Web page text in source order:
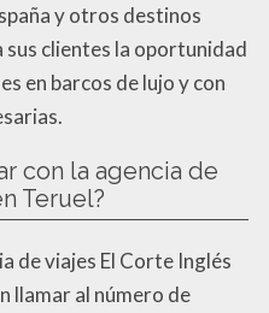
y otros destinos
clientes la oportunidad
en barcos de lujo y con
con la agencia de
Teruel?
de viajes El Corte Inglés
llamar al número de